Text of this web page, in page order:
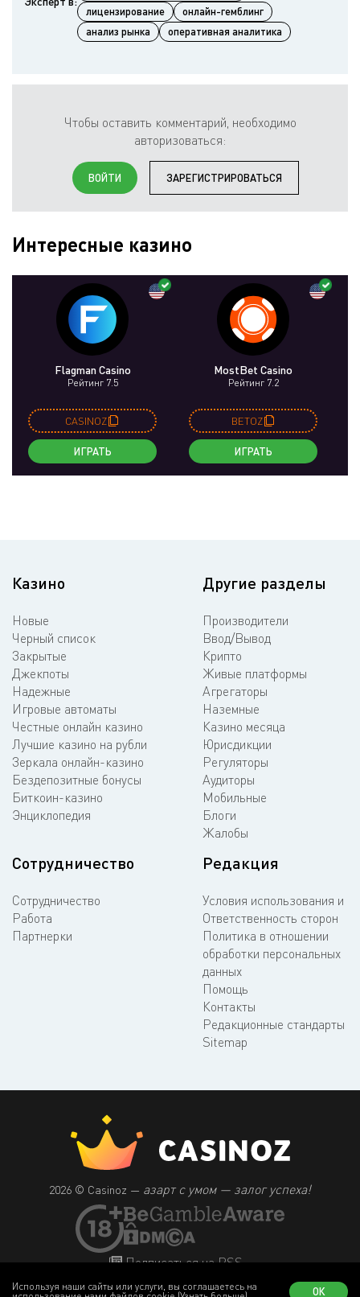
лицензирование
онлайн-гемблинг
анализ рынка
оперативная аналитика
Чтобы оставить комментарий, необходимо
авторизоваться:
ВОЙТИ ЗАРЕГИСТРИРОВАТЬСЯ
Интересные казино
Flagman Casino
Рейтинг 7.5
CASINOZ
ИГРАТЬ
MostBet Casino
Рейтинг 7.2
BETOZ
ИГРАТЬ
Казино
Новые
Черный список
Закрытые
Джекпоты
Надежные
Игровые автоматы
Честные онлайн казино
Лучшие казино на рубли
Зеркала онлайн-казино
Бездепозитные бонусы
Биткоин-казино
Энциклопедия
Другие разделы
Производители
Ввод/Вывод
Крипто
Живые платформы
Агрегаторы
Наземные
Казино месяца
Юрисдикции
Регуляторы
Аудиторы
Мобильные
Блоги
Жалобы
Сотрудничество
Сотрудничество
Работа
Партнерки
Редакция
Условия использования и
Ответственность сторон
Политика в отношении
обработки персональных
данных
Помощь
Контакты
Редакционные стандарты
Sitemap
2026 © Casinoz — азарт с умом — залог успеха!
Подписаться на RSS
Используя наши сайты или услуги, вы соглашаетесь на
ОК